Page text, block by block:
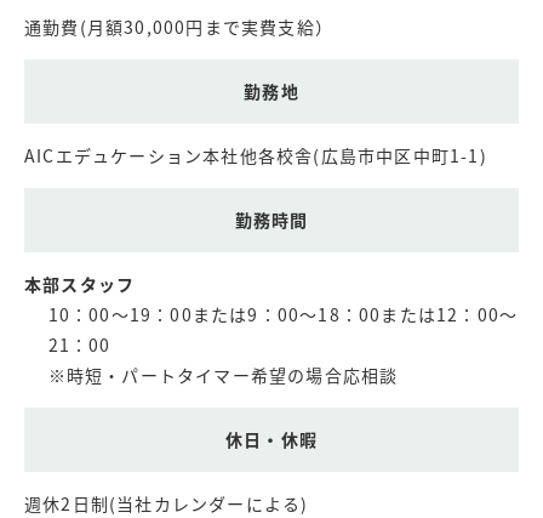
通勤費(月額30,000円まで実費支給）
勤務地
AICエデュケーション本社他各校舎(広島市中区中町1-1)
勤務時間
本部スタッフ
10：00～19：00または9：00～18：00または12：00～
21：00
※時短・パートタイマー希望の場合応相談
休日・休暇
週休2日制(当社カレンダーによる)